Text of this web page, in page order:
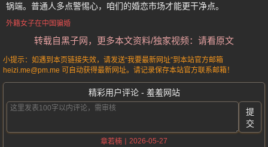
锅端。普通人多点警惕心，咱们的婚恋市场才能更干净点。
外籍女子在中国骗婚
转载自黑子网，更多本文资料/独家视频：请看原文
小提示：如遇到本页链接失效，请发送“我要最新网址”到本站官方邮箱
heizi.me@pm.me 可自动获得最新网址。请记录保存本站官方联系邮箱！
精彩用户评论 - 羞羞网站
提
交
章若楠
2026-05-27